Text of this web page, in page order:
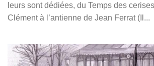
leurs sont dédiées, du Temps des
Clément à l’antienne de Jean Ferrat (Il...